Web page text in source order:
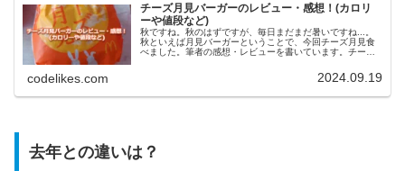
チーズ月見バーガーのレビュー・感想！(カロリ
ーや値段など)
秋ですね。秋のはずですが、毎日まだまだ暑いですね...。
秋といえば月見バーガーということで、今回チーズ月見食
べました。筆者の感想・レビューを書いています。チーズ
codelikes.com 2024.09.19
去年との違いは？